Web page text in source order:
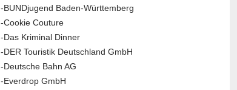
-BUNDjugend Baden-Württemberg
-Cookie Couture
-Das Kriminal Dinner
-DER Touristik Deutschland GmbH
-Deutsche Bahn AG
-Everdrop GmbH